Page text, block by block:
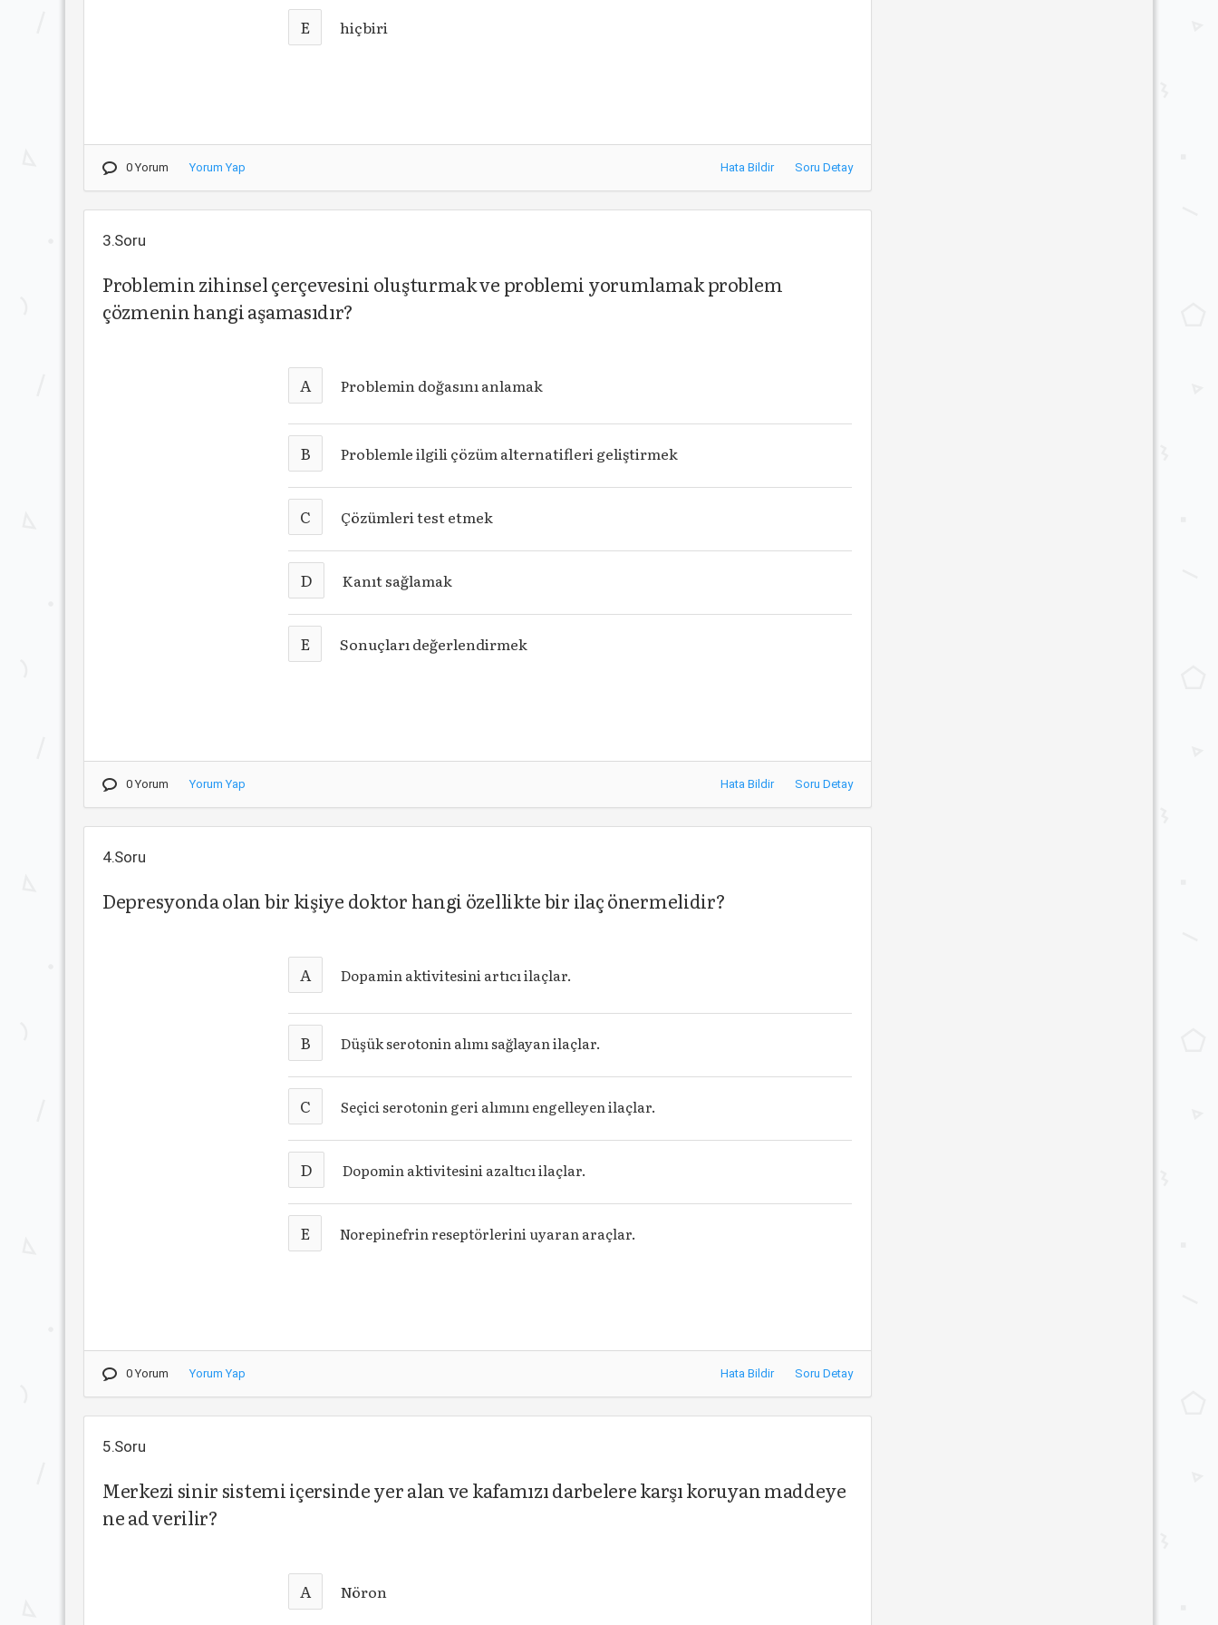
E hiçbiri
0 Yorum Yorum Yap Hata Bildir Soru Detay
3.Soru
Problemin zihinsel çerçevesini oluşturmak ve problemi yorumlamak problem
çözmenin hangi aşamasıdır?
A Problemin doğasını anlamak
B Problemle ilgili çözüm alternatifleri geliştirmek
C Çözümleri test etmek
D Kanıt sağlamak
E Sonuçları değerlendirmek
0 Yorum Yorum Yap Hata Bildir Soru Detay
4.Soru
Depresyonda olan bir kişiye doktor hangi özellikte bir ilaç önermelidir?
A Dopamin aktivitesini artıcı ilaçlar.
B Düşük serotonin alımı sağlayan ilaçlar.
C Seçici serotonin geri alımını engelleyen ilaçlar.
D Dopomin aktivitesini azaltıcı ilaçlar.
E Norepinefrin reseptörlerini uyaran araçlar.
0 Yorum Yorum Yap Hata Bildir Soru Detay
5.Soru
Merkezi sinir sistemi içersinde yer alan ve kafamızı darbelere karşı koruyan maddeye
ne ad verilir?
A Nöron